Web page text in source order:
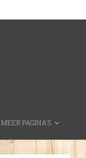
MEER PAGINA'S